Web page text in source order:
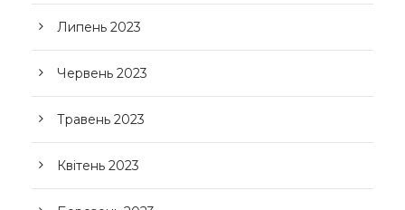
Липень 2023
Червень 2023
Травень 2023
Квітень 2023